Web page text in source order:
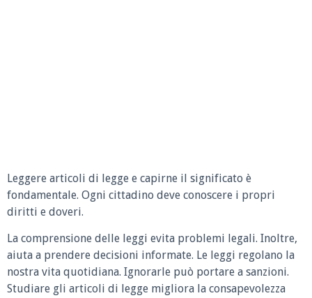
Leggere articoli di legge e capirne il significato è
fondamentale. Ogni cittadino deve conoscere i propri
diritti e doveri.
La comprensione delle leggi evita problemi legali. Inoltre,
aiuta a prendere decisioni informate. Le leggi regolano la
nostra vita quotidiana. Ignorarle può portare a sanzioni.
Studiare gli articoli di legge migliora la consapevolezza